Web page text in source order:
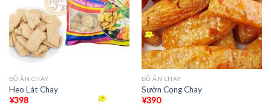
ĐỒ ĂN CHAY
Heo Lát Chay
¥398
ĐỒ ĂN CHAY
Sườn Cọng Chay
¥390